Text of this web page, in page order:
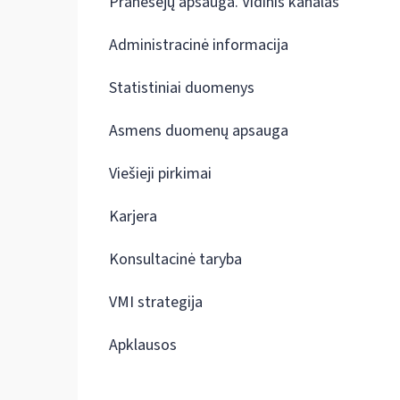
Administracinė informacija
Statistiniai duomenys
Asmens duomenų apsauga
Viešieji pirkimai
Karjera
Konsultacinė taryba
VMI strategija
Apklausos